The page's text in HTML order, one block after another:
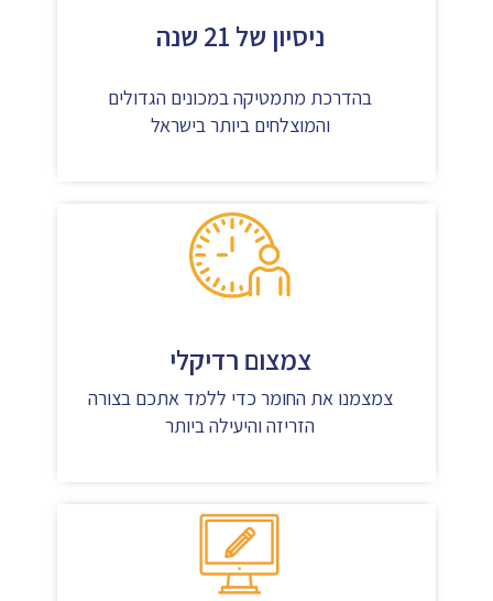
ניסיון של 21 שנה
בהדרכת מתמטיקה במכונים הגדולים
והמוצלחים ביותר בישראל
צמצום רדיקלי
צמצמנו את החומר כדי ללמד אתכם בצורה
הזריזה והיעילה ביותר